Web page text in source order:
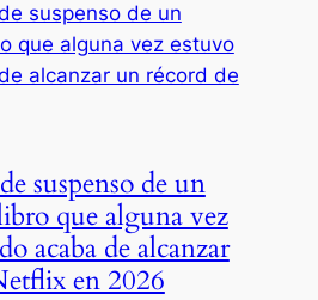
suspenso de un
que alguna vez
acaba de alcanzar
en 2026